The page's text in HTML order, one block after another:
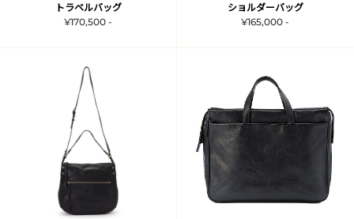
トラベルバッグ
¥170,500 -
ショルダーバッグ
¥165,000 -